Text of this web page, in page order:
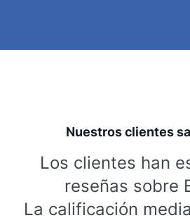
Nuestros clientes
Los clientes han
reseñas sobre
La calificación